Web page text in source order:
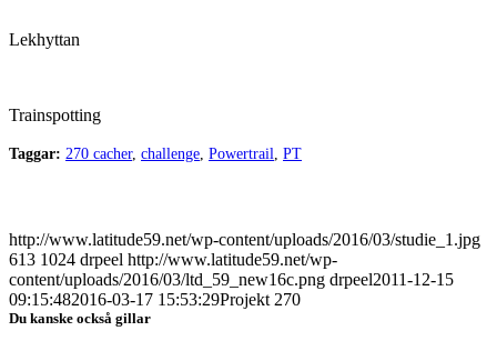
Lekhyttan
Trainspotting
Taggar: 270 cacher, challenge, Powertrail, PT
http://www.latitude59.net/wp-content/uploads/2016/03/studie_1.jpg
613 1024 drpeel http://www.latitude59.net/wp-
content/uploads/2016/03/ltd_59_new16c.png drpeel2011-12-15
09:15:482016-03-17 15:53:29Projekt 270
Du kanske också gillar